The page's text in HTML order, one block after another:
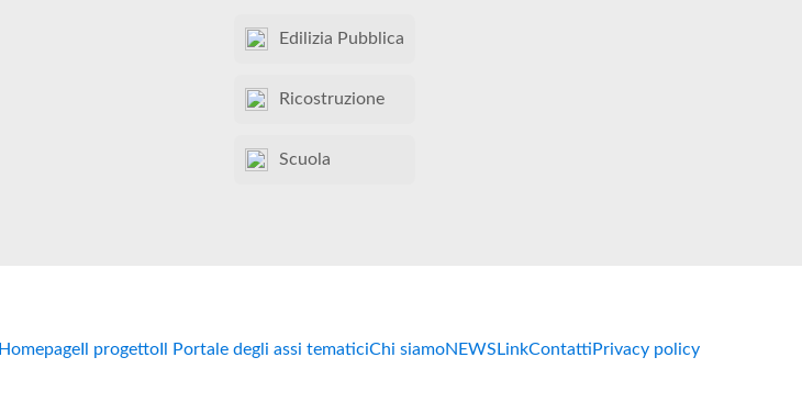
Edilizia Pubblica
Ricostruzione
Scuola
HomepageIl progettoIl Portale degli assi tematiciChi siamoNEWS LinkContatti Privacy policy